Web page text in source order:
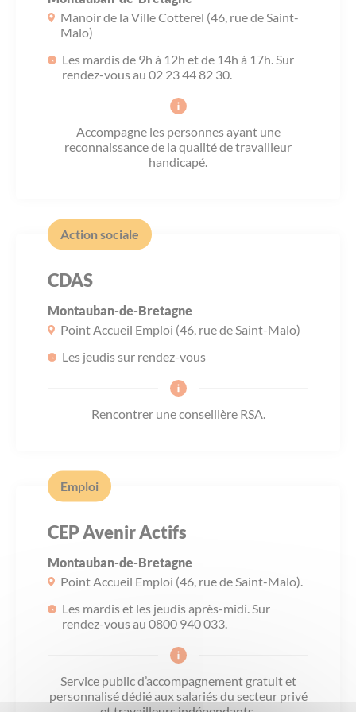
Eau et assainissement
Travaux
Annuaire de contacts
Les offres d’emploi de la communauté de
communes
Nos publications
Manoir de la Ville Cotterel (46, rue de Saint-
Malo)
Les mardis de 9h à 12h et de 14h à 17h. Sur
rendez-vous au 02 23 44 82 30.
Accompagne les personnes ayant une
reconnaissance de la qualité de travailleur
handicapé.
Action sociale
CDAS
Montauban-de-Bretagne
Point Accueil Emploi (46, rue de Saint-Malo)
Les jeudis sur rendez-vous
Rencontrer une conseillère RSA.
Emploi
CEP Avenir Actifs
Montauban-de-Bretagne
Point Accueil Emploi (46, rue de Saint-Malo).
Les mardis et les jeudis après-midi. Sur
rendez-vous au 0800 940 033.
Service public d’accompagnement gratuit et
personnalisé dédié aux salariés du secteur privé